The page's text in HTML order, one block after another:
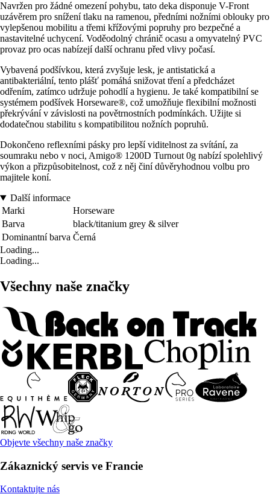
Navržen pro žádné omezení pohybu, tato deka disponuje V-Front
uzávěrem pro snížení tlaku na ramenou, předními nožními oblouky pro
vylepšenou mobilitu a třemi křížovými popruhy pro bezpečné a
nastavitelné uchycení. Voděodolný chránič ocasu a omyvatelný PVC
provaz pro ocas nabízejí další ochranu před vlivy počasí.
Vybavená podšívkou, která zvyšuje lesk, je antistatická a
antibakteriální, tento plášť pomáhá snižovat tření a předcházet
odřením, zatímco udržuje pohodlí a hygienu. Je také kompatibilní se
systémem podšívek Horseware®, což umožňuje flexibilní možnosti
překrývání v závislosti na povětrnostních podmínkách. Užijte si
dodatečnou stabilitu s kompatibilitou nožních popruhů.
Dokončeno reflexními pásky pro lepší viditelnost za svítání, za
soumraku nebo v noci, Amigo® 1200D Turnout 0g nabízí spolehlivý
výkon a přizpůsobitelnost, což z něj činí důvěryhodnou volbu pro
majitele koní.
Další informace
Marki
Horseware
Barva
black/titanium grey & silver
Dominantní barva Černá
Loading...
Loading...
Všechny naše značky
Objevte všechny naše značky
Zákaznický servis ve Francie
Kontaktujte nás